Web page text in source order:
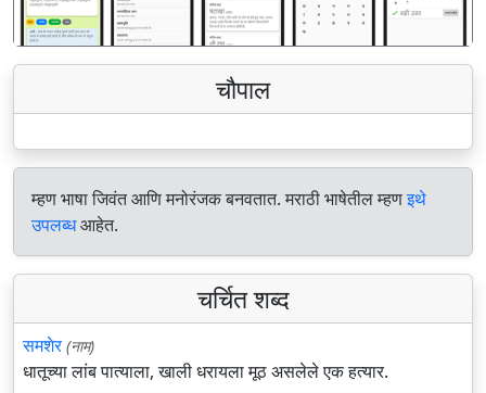
चौपाल
म्हण भाषा जिवंत आणि मनोरंजक बनवतात. मराठी भाषेतील म्हणइथे
उपलब्धआहेत.
चर्चित शब्द
समशेर (नाम)
धातूच्या लांब पात्याला, खाली धरायला मूठ असलेले एक हत्यार.